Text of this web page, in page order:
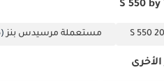
مستعملة مرسيدس بنز S 550 2014